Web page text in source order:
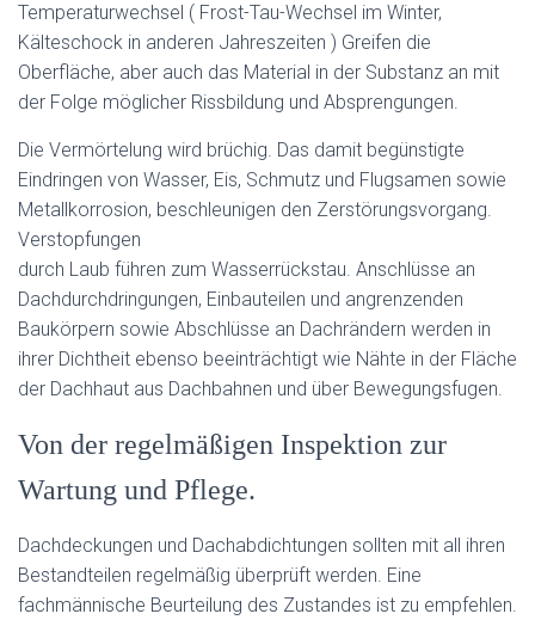
Temperaturwechsel ( Frost-Tau-Wechsel im Winter,
Kälteschock in anderen Jahreszeiten ) Greifen die
Oberfläche, aber auch das Material in der Substanz an mit
der Folge möglicher Rissbildung und Absprengungen.
Die Vermörtelung wird brüchig. Das damit begünstigte
Eindringen von Wasser, Eis, Schmutz und Flugsamen sowie
Metallkorrosion, beschleunigen den Zerstörungsvorgang.
Verstopfungen
durch Laub führen zum Wasserrückstau. Anschlüsse an
Dachdurchdringungen, Einbauteilen und angrenzenden
Baukörpern sowie Abschlüsse an Dachrändern werden in
ihrer Dichtheit ebenso beeinträchtigt wie Nähte in der Fläche
der Dachhaut aus Dachbahnen und über Bewegungsfugen.
Von der regelmäßigen Inspektion zur
Wartung und Pflege.
Dachdeckungen und Dachabdichtungen sollten mit all ihren
Bestandteilen regelmäßig überprüft werden. Eine
fachmännische Beurteilung des Zustandes ist zu empfehlen.